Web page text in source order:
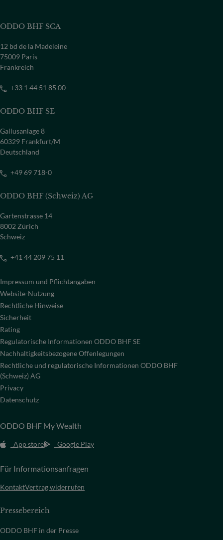
ODDO BHF SCA
12 bd de la Madeleine
75009 Paris
Frankreich
+33 1 44 51 85 00
ODDO BHF SE
Gallusanlage 8
60329 Frankfurt/M
Deutschland
+49 69 718-0
ODDO BHF (Schweiz) AG
Gartenstrasse 14
8002 Zürich
Schweiz
+41 44 209 75 11
Impressum und Pflichtangaben
Website-Nutzung
Rechtliche Hinweise
Sicherheit
Rating
Regulatorische Informationen ODDO BHF SE
Nachhaltigkeitsbezogene Offenlegungen
Rechtliche und regulatorische Informationen ODDO BHF
(Schweiz) AG
Privacy
Datenschutz
ODDO BHF My Wealth
App store Google Play
Für Informationsanfragen
KontaktVertrag widerrufen
Pressebereich
ODDO BHF in der Presse